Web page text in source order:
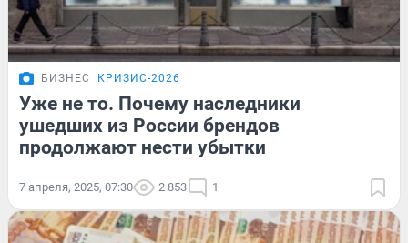
БИЗНЕС КРИЗИС-2026
Уже не то. Почему наследники
ушедших из России брендов
продолжают нести убытки
7 апреля, 2025, 07:30 2 853 1